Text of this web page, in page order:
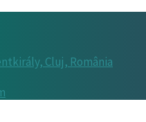
Cluj, România